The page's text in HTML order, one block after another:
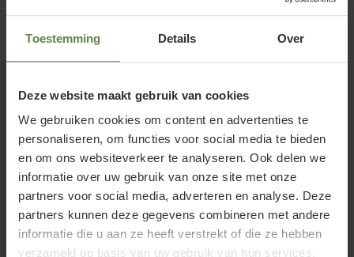
Toestemming Details Over
Deze website maakt gebruik van cookies
We gebruiken cookies om content en advertenties te
personaliseren, om functies voor social media te bieden
en om ons websiteverkeer te analyseren. Ook delen we
informatie over uw gebruik van onze site met onze
partners voor social media, adverteren en analyse. Deze
partners kunnen deze gegevens combineren met andere
informatie die u aan ze heeft verstrekt of die ze hebben
verzameld op basis van uw gebruik van hun services.
Koemestkorrelis een ideale basisbemesting voor de
borders in de tuin. Het is de voordelige keuze, maar
zeker niet minder werkzaam. Geef de border en / of
met koemestkorrel. Voor het beste resultaat kan er
later in het jaar in juli of augustus een tweede gift
gegeven worden.
Mogen organische mestkorrels